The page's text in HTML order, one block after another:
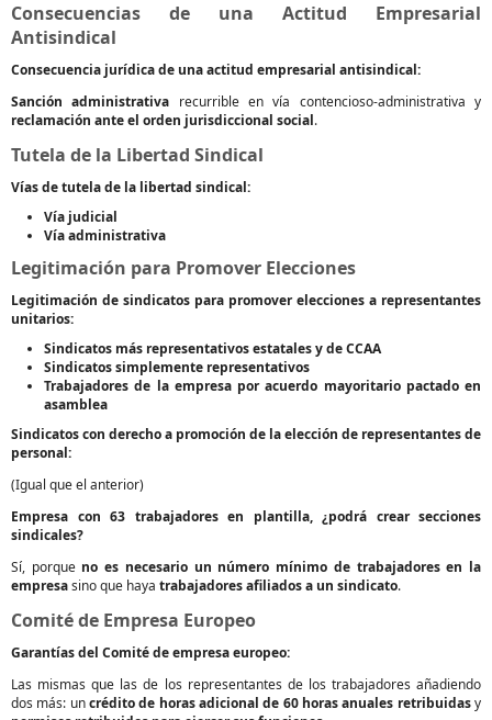
Consecuencias de una Actitud Empresarial
Antisindical
Consecuencia jurídica de una actitud empresarial antisindical:
Sanción administrativa recurrible en vía contencioso-administrativa y
reclamación ante el orden jurisdiccional social.
Tutela de la Libertad Sindical
Vías de tutela de la libertad sindical:
Vía judicial
Vía administrativa
Legitimación para Promover Elecciones
Legitimación de sindicatos para promover elecciones a representantes
unitarios:
Sindicatos más representativos estatales y de CCAA
Sindicatos simplemente representativos
Trabajadores de la empresa por acuerdo mayoritario pactado en
asamblea
Sindicatos con derecho a promoción de la elección de representantes de
personal:
(Igual que el anterior)
Empresa con 63 trabajadores en plantilla, ¿podrá crear secciones
sindicales?
Sí, porque no es necesario un número mínimo de trabajadores en la
empresasino que haya trabajadores afiliados a un sindicato.
Comité de Empresa Europeo
Garantías del Comité de empresa europeo:
Las mismas que las de los representantes de los trabajadores añadiendo
dos más: uncrédito de horas adicional de 60 horas anuales retribuidasy